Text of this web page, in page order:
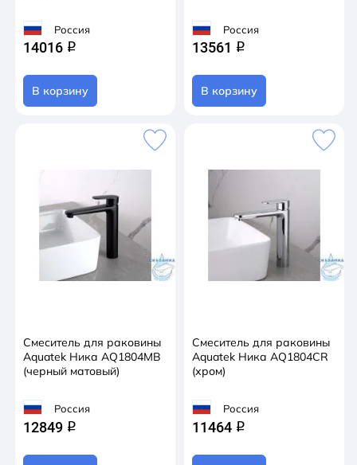
Россия
14016 q
В корзину
Россия
13561 q
В корзину
Смеситель для раковины
Aquatek Ника AQ1804MB
(черный матовый)
Россия
12849 q
Смеситель для раковины
Aquatek Ника AQ1804CR
(хром)
Россия
11464 q